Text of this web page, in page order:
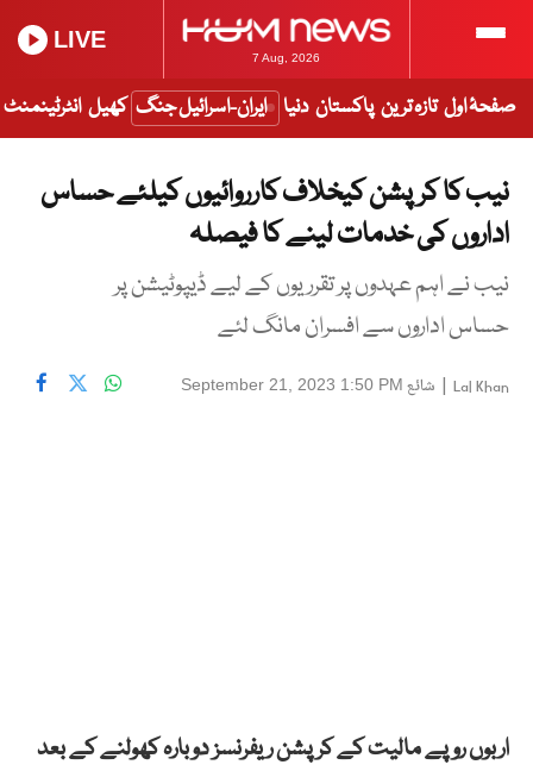
7 Aug, 2026
LIVE
صفحۂ اول تازہ ترین پاکستان دنیا ایران-اسرائیل جنگ کھیل انٹرٹینمنٹ
نیب کا کرپشن کیخلاف کارروائیوں کیلئے حساس
اداروں کی خدمات لینے کا فیصلہ
نیب نے اہم عہدوں پر تقرریوں کے لیے ڈیپوٹیشن پر
حساس اداروں سے افسران مانگ لئے
Lal Khan
| شائع September 21, 2023 1:50 PM
اربوں روپے مالیت کے کرپشن ریفرنسز دوبارہ کھولنے کے بعد